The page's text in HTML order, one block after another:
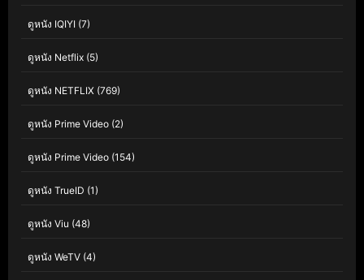
ดูหนัง IQIYI (7)
ดูหนัง Netflix (5)
ดูหนัง NETFLIX (769)
ดูหนัง Prime Video (2)
ดูหนัง Prime Video (154)
ดูหนัง TrueID (1)
ดูหนัง Viu (48)
ดูหนัง WeTV (4)